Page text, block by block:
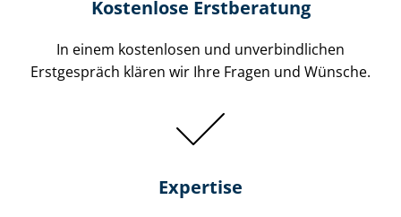
Kostenlose Erstberatung
In einem kostenlosen und unverbindlichen
Erstgespräch klären wir Ihre Fragen und Wünsche.
Expertise